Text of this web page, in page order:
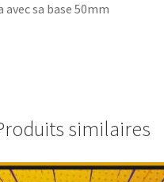
sa base 50mm
similaires